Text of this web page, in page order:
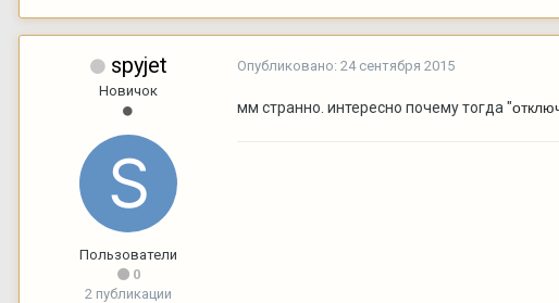
spyjet
Новичок
Пользователи
0
2 публикации
Опубликовано: 24 сентября 2015
мм странно. интересно почему тогда "